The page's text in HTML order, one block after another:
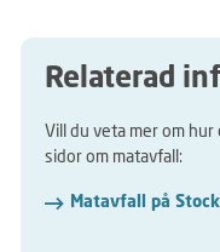
Relaterad
Vill du veta mer om hur
sidor om matavfall:
Matavfall på